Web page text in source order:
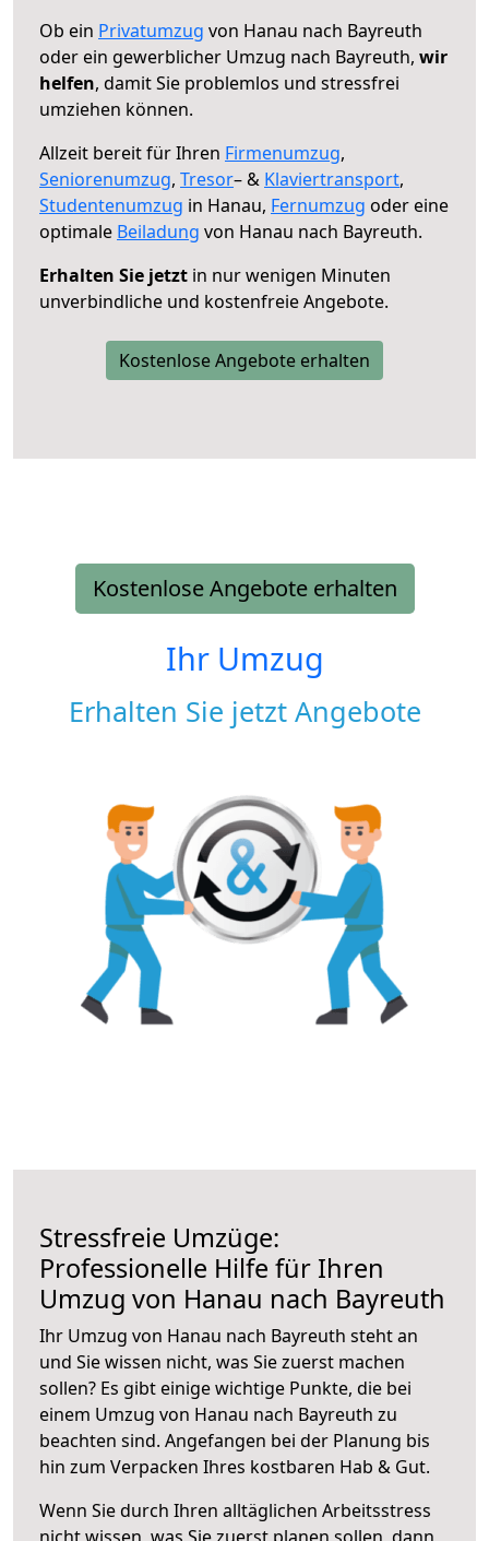
Ob ein Privatumzug von Hanau nach Bayreuth
oder ein gewerblicher Umzug nach Bayreuth, wir
helfen, damit Sie problemlos und stressfrei
umziehen können.
Allzeit bereit für Ihren Firmenumzug,
Seniorenumzug, Tresor– & Klaviertransport,
Studentenumzug in Hanau, Fernumzug oder eine
optimale Beiladung von Hanau nach Bayreuth.
Erhalten Sie jetzt in nur wenigen Minuten
unverbindliche und kostenfreie Angebote.
Kostenlose Angebote erhalten
Kostenlose Angebote erhalten
Ihr Umzug
Erhalten Sie jetzt Angebote
Stressfreie Umzüge:
Professionelle Hilfe für Ihren
Umzug von Hanau nach Bayreuth
Ihr Umzug von Hanau nach Bayreuth steht an
und Sie wissen nicht, was Sie zuerst machen
sollen? Es gibt einige wichtige Punkte, die bei
einem Umzug von Hanau nach Bayreuth zu
beachten sind. Angefangen bei der Planung bis
hin zum Verpacken Ihres kostbaren Hab & Gut.
Wenn Sie durch Ihren alltäglichen Arbeitsstress